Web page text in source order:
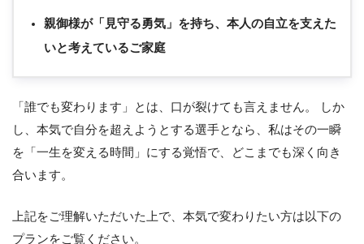
親御様が「見守る勇気」を持ち、本人の自立を支えた
いと考えているご家庭
「誰でも変わります」とは、口が裂けても言えません。 しか
し、本気で自分を超えようとする選手となら、私はその一瞬
を「一生を変える時間」にする覚悟で、どこまでも深く向き
合います。
上記をご理解いただいた上で、本気で変わりたい方は以下の
プランをご覧ください。